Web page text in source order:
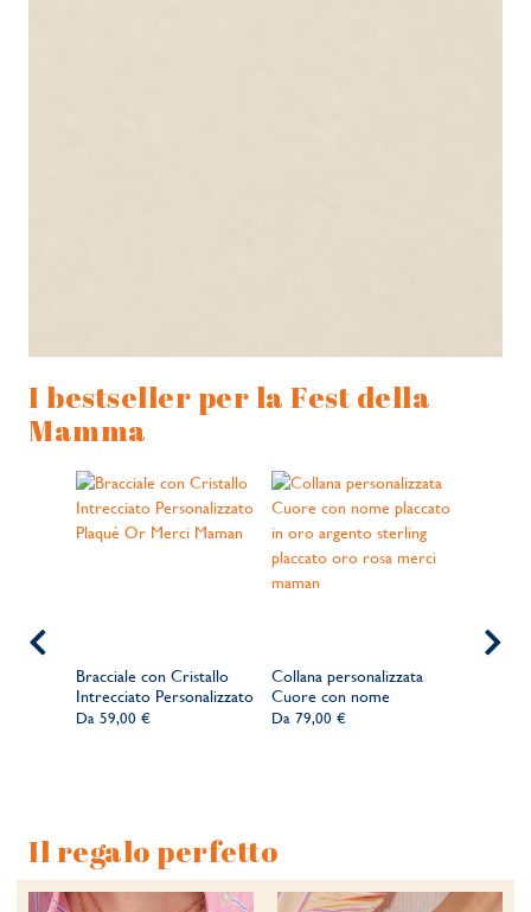
I bestseller per la Fest della
Mamma
Bracciale con Cristallo
Intrecciato Personalizzato
Da 59,00 €
Collana personalizzata
Cuore con nome
Da 79,00 €
Il regalo perfetto